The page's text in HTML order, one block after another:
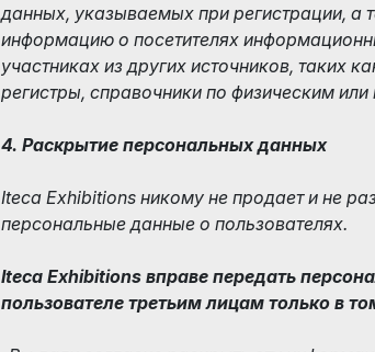
данных, указываемых при регистрации, а
информацию о посетителях
участниках из других источников, таких
регистры, справочники по физическим
4. Раскрытие персональных данных
Iteca Exhibitions никому не продает и не
персональные данные о пользователях.
Iteca Exhibitions вправе передать
пользователе третьим лицам только в